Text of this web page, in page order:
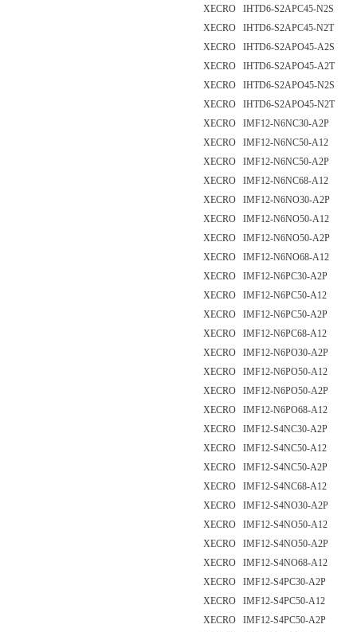
XECRO IHTD6-S2APC45-N2S
XECRO IHTD6-S2APC45-N2T
XECRO IHTD6-S2APO45-A2S
XECRO IHTD6-S2APO45-A2T
XECRO IHTD6-S2APO45-N2S
XECRO IHTD6-S2APO45-N2T
XECRO IMF12-N6NC30-A2P
XECRO IMF12-N6NC50-A12
XECRO IMF12-N6NC50-A2P
XECRO IMF12-N6NC68-A12
XECRO IMF12-N6NO30-A2P
XECRO IMF12-N6NO50-A12
XECRO IMF12-N6NO50-A2P
XECRO IMF12-N6NO68-A12
XECRO IMF12-N6PC30-A2P
XECRO IMF12-N6PC50-A12
XECRO IMF12-N6PC50-A2P
XECRO IMF12-N6PC68-A12
XECRO IMF12-N6PO30-A2P
XECRO IMF12-N6PO50-A12
XECRO IMF12-N6PO50-A2P
XECRO IMF12-N6PO68-A12
XECRO IMF12-S4NC30-A2P
XECRO IMF12-S4NC50-A12
XECRO IMF12-S4NC50-A2P
XECRO IMF12-S4NC68-A12
XECRO IMF12-S4NO30-A2P
XECRO IMF12-S4NO50-A12
XECRO IMF12-S4NO50-A2P
XECRO IMF12-S4NO68-A12
XECRO IMF12-S4PC30-A2P
XECRO IMF12-S4PC50-A12
XECRO IMF12-S4PC50-A2P